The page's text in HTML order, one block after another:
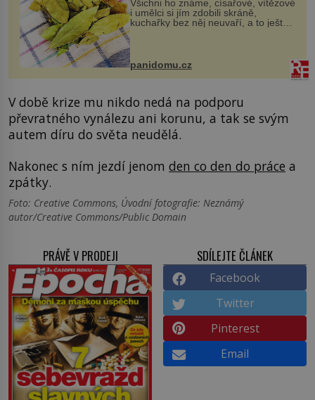
Všichni ho známe, císařové, vítězové
i umělci si jím zdobili skráně,
kuchařky bez něj neuvaří, a to ještě
nevíte, že bobkový list může výrazně
zmírnit některé naše neduhy.
Obsahuje v malém množství ně...
panidomu.cz
V době krize mu nikdo nedá na podporu
převratného vynálezu ani korunu, a tak se svým
autem díru do světa neudělá.
Nakonec s ním jezdí jenom den co den do práce a
zpátky.
Foto: Creative Commons, Úvodní fotografie: Neznámý
autor/Creative Commons/Public Domain
PRÁVĚ V PRODEJI SDÍLEJTE ČLÁNEK
Facebook
Twitter
Pinterest
Email